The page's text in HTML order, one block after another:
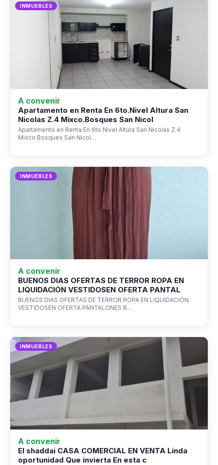
INMUEBLES
A convenir
Apartamento en Renta En 6to.Nivel Altura San
Nicolas Z.4 Mixco.Bosques San Nicol
Apartamento en Renta En 6to.Nivel Altura San Nicolas Z.4
Mixco.Bosques San Nicol…
INMUEBLES
A convenir
BUENOS DIAS OFERTAS DE TERROR ROPA EN
LIQUIDACIÓN VESTIDOSEN OFERTA PANTAL
BUENOS DIAS OFERTAS DE TERROR ROPA EN LIQUIDACIÓN
VESTIDOSEN OFERTA PANTALONES B…
INMUEBLES
A convenir
El shaddai CASA COMERCIAL EN VENTA Linda
oportunidad Que invierta En esta c